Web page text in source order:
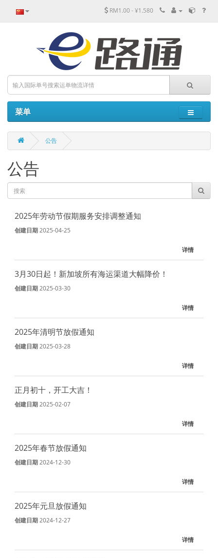
RM1.00 - ¥1.580
菜单
公告
公告
2025年劳动节假期服务安排调整通知
创建日期2025-04-25
详情
3月30日起！新加坡所有海运渠道大幅降价！
创建日期2025-03-30
详情
2025年清明节放假通知
创建日期2025-03-28
详情
正月初十，开工大吉！
创建日期2025-02-07
详情
2025年春节放假通知
创建日期2024-12-30
详情
2025年元旦放假通知
创建日期2024-12-27
详情